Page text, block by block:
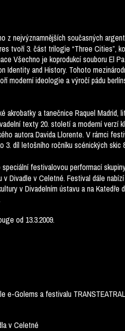
z nejvýznamnějších současných
tvoří 3. část trilogie “Three Cities”,
Všechno je koprodukcí souboru El
Identity and History. Tohoto
moderní ideologie a výročí pádu
akrobatky a tanečnice Raquel Madrid,
texty 20. století a moderní verzí
autora Davida Llorente. V rámci
díl letošního ročníku scénických skic
festivalovou performací
Divadle v Celetné. Festival dále
v Divadelním ústavu a na Katedře
od 13.3.2009.
e-Golems a festivalu TRANSTEATRAL
v Celetné